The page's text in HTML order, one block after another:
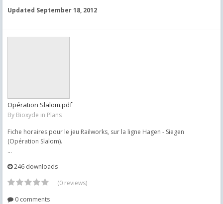
Updated September 18, 2012
Opération Slalom.pdf
By Bioxyde in Plans
Fiche horaires pour le jeu Railworks, sur la ligne Hagen - Siegen
(Opération Slalom).
...
246 downloads
(0 reviews)
0 comments